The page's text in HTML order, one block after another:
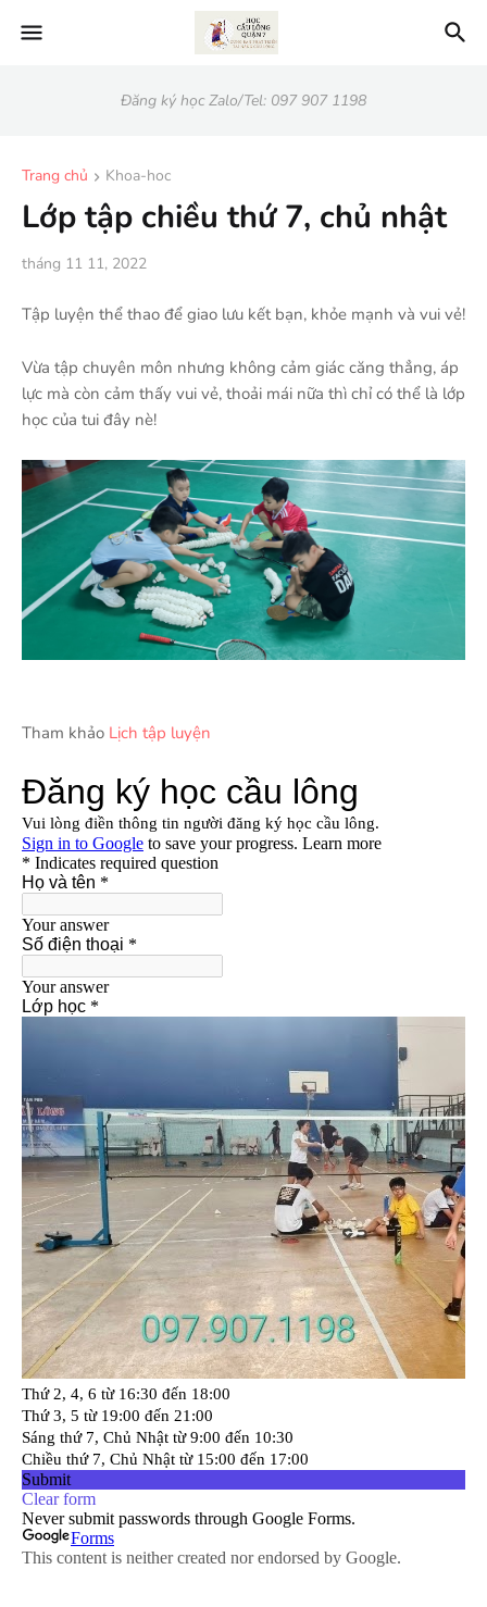
Đăng ký học Zalo/Tel: 097 907 1198
Trang chủ Khoa-hoc
Lớp tập chiều thứ 7, chủ nhật
tháng 11 11, 2022
Tập luyện thể thao để giao lưu kết bạn, khỏe mạnh và vui vẻ!
Vừa tập chuyên môn nhưng không cảm giác căng thẳng, áp
lực mà còn cảm thấy vui vẻ, thoải mái nữa thì chỉ có thể là lớp
học của tui đây nè!
Tham khảo Lịch tập luyện